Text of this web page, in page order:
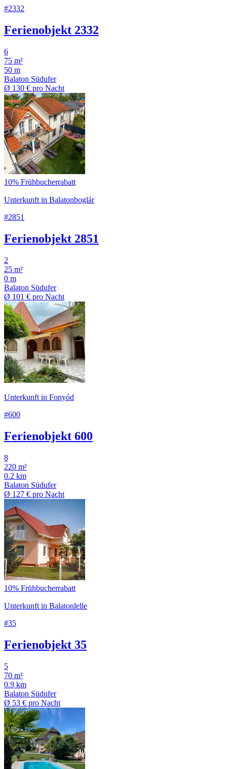
#2332
Ferienobjekt 2332
6
75 m²
50 m
Balaton Südufer
Ø 130 € pro Nacht
10% Frühbucherrabatt
Unterkunft in Balatonboglár
#2851
Ferienobjekt 2851
2
25 m²
0 m
Balaton Südufer
Ø 101 € pro Nacht
Unterkunft in Fonyód
#600
Ferienobjekt 600
8
220 m²
0.2 km
Balaton Südufer
Ø 127 € pro Nacht
10% Frühbucherrabatt
Unterkunft in Balatonlelle
#35
Ferienobjekt 35
5
70 m²
0.9 km
Balaton Südufer
Ø 53 € pro Nacht